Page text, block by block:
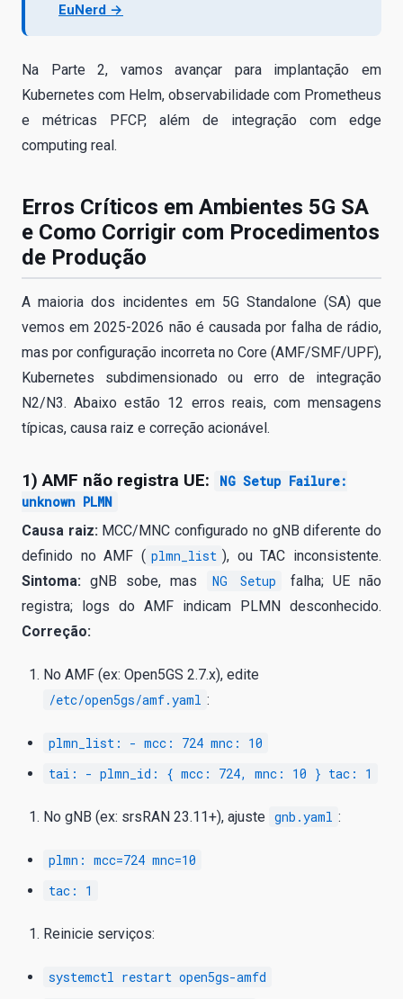
EuNerd →
Na Parte 2, vamos avançar para implantação em
Kubernetes com Helm, observabilidade com Prometheus
e métricas PFCP, além de integração com edge
computing real.
Erros Críticos em Ambientes 5G SA
e Como Corrigir com Procedimentos
de Produção
A maioria dos incidentes em 5G Standalone (SA) que
vemos em 2025-2026 não é causada por falha de rádio,
mas por configuração incorreta no Core (AMF/SMF/UPF),
Kubernetes subdimensionado ou erro de integração
N2/N3. Abaixo estão 12 erros reais, com mensagens
típicas, causa raiz e correção acionável.
1) AMF não registra UE:
NG Setup Failure:
unknown PLMN
Causa raiz:MCC/MNC configurado no gNB diferente do
definido no AMF ( plmn_list ), ou TAC inconsistente.
Sintoma: gNB sobe, mas NG Setup
falha; UE não
registra; logs do AMF indicam PLMN desconhecido.
Correção:
No AMF (ex: Open5GS 2.7.x), edite
/etc/open5gs/amf.yaml :
plmn_list: - mcc: 724 mnc: 10
tai: - plmn_id: { mcc: 724, mnc: 10 } tac: 1
No gNB (ex: srsRAN 23.11+), ajuste gnb.yaml :
plmn: mcc=724 mnc=10
tac: 1
Reinicie serviços:
systemctl restart open5gs-amfd